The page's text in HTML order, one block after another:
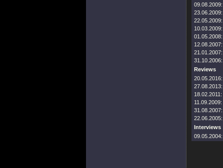
09.08.2009:
23.06.2009:
22.05.2009:
10.03.2009:
01.05.2008:
12.08.2007:
21.01.2007:
31.10.2006:
Reviews
20.05.2016:
27.08.2013:
18.02.2011:
11.09.2009:
31.08.2007:
22.06.2005:
Interviews
09.05.2004: